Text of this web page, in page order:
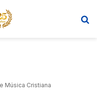
Música Cristiana